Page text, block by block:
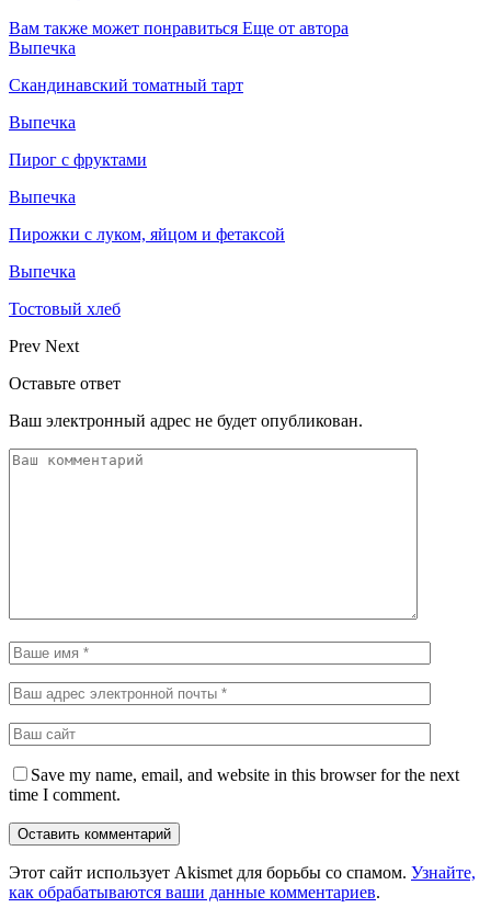
Вам также может понравиться Еще от автора
Выпечка
Скандинавский томатный тарт
Выпечка
Пирог с фруктами
Выпечка
Пирожки с луком, яйцом и фетаксой
Выпечка
Тостовый хлеб
Prev Next
Оставьте ответ
Ваш электронный адрес не будет опубликован.
Save my name, email, and website in this browser for the next
time I comment.
Этот сайт использует Akismet для борьбы со спамом. Узнайте,
как обрабатываются ваши данные комментариев.